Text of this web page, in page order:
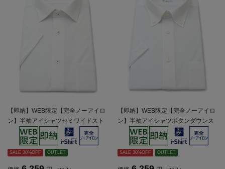
【即納】WEB限定【完全ノーアイロ
ン】半袖アイシャツセミワイドスト
レッチ織柄無地i-shirtワイシャツ春夏
SALE 30%OFF OUTLET
【即納】WEB限定【完全ノーアイロ
ン】半袖アイシャツボタンダウンス
トレッチ織柄無地i-shirtワイシャツ春
SALE 30%OFF OUTLET